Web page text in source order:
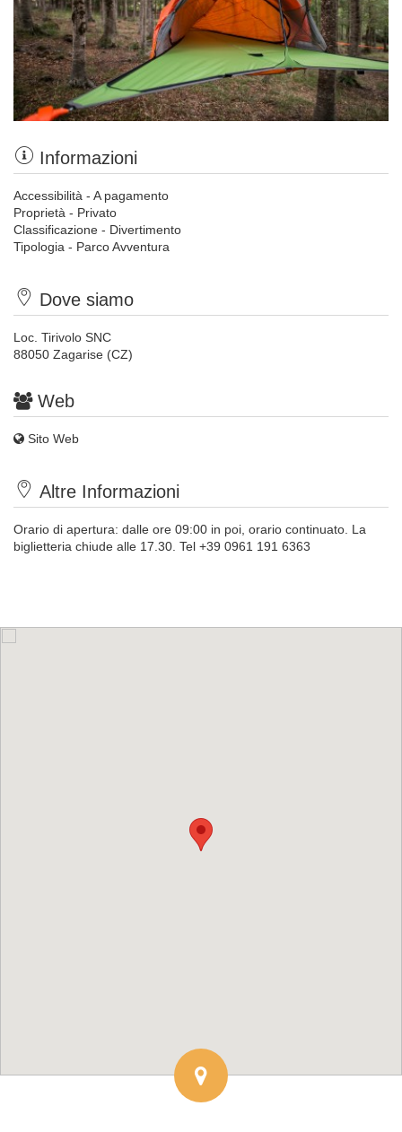
Informazioni
Accessibilità - A pagamento
Proprietà - Privato
Classificazione - Divertimento
Tipologia - Parco Avventura
Dove siamo
Loc. Tirivolo SNC
88050 Zagarise (CZ)
Web
Sito Web
Altre Informazioni
Orario di apertura: dalle ore 09:00 in poi, orario continuato. La
biglietteria chiude alle 17.30. Tel +39 0961 191 6363